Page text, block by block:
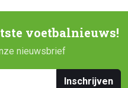
voetbalnieuws!
nieuwsbrief
Inschrijven